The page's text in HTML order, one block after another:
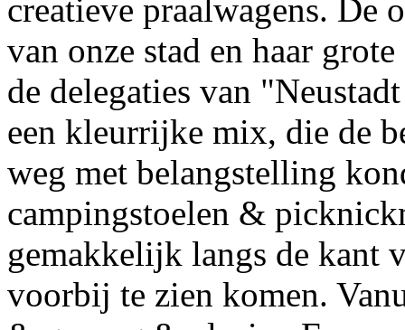
creatieve praalwagens. De
van onze stad en haar
de delegaties van
een kleurrijke mix, die de
weg met belangstelling
campingstoelen &
gemakkelijk langs de kant
voorbij te zien komen.